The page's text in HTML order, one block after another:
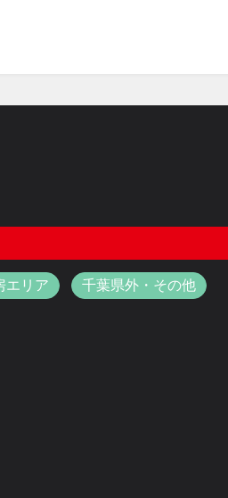
エリア 千葉県外・その他